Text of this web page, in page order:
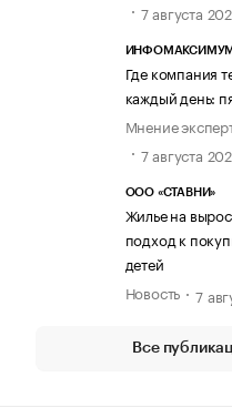
7 августа
ИНФОМАКСИМУМ
Где компания
каждый день:
Мнение
7 августа
ООО «СТАВНИ»
Жилье на
подход к
детей
Новость
7
Все